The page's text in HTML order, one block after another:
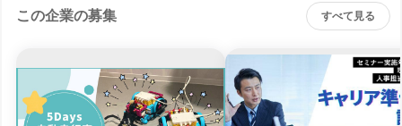
この企業の募集 すべて見る